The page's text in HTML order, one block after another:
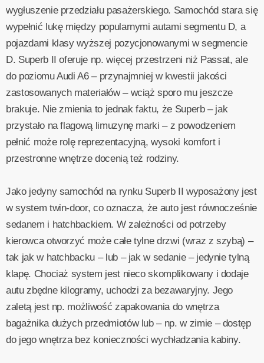
wygłuszenie przedziału pasażerskiego. Samochód stara się
wypełnić lukę między popularnymi autami segmentu D, a
pojazdami klasy wyższej pozycjonowanymi w segmencie
D. Superb II oferuje np. więcej przestrzeni niż Passat, ale
do poziomu Audi A6 – przynajmniej w kwestii jakości
zastosowanych materiałów – wciąż sporo mu jeszcze
brakuje. Nie zmienia to jednak faktu, że Superb – jak
przystało na flagową limuzynę marki – z powodzeniem
pełnić może rolę reprezentacyjną, wysoki komfort i
przestronne wnętrze docenią też rodziny.
Jako jedyny samochód na rynku Superb II wyposażony jest
w system twin-door, co oznacza, że auto jest równocześnie
sedanem i hatchbackiem. W zależności od potrzeby
kierowca otworzyć może całe tylne drzwi (wraz z szybą) –
tak jak w hatchbacku – lub – jak w sedanie – jedynie tylną
klapę. Chociaż system jest nieco skomplikowany i dodaje
autu zbędne kilogramy, uchodzi za bezawaryjny. Jego
zaletą jest np. możliwość zapakowania do wnętrza
bagażnika dużych przedmiotów lub – np. w zimie – dostęp
do jego wnętrza bez konieczności wychładzania kabiny.